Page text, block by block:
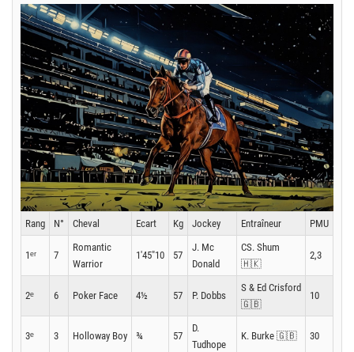
Rang N° Cheval Ecart Kg Jockey Entraîneur PMU
1ᵉʳ 7
Romantic
Warrior
1'45"10 57
J. Mc
Donald
CS. Shum
🇭🇰
2,3
2ᵉ 6 Poker Face 4½ 57 P. Dobbs
S & Ed Crisford
🇬🇧
10
3ᵉ 3 Holloway Boy ¾ 57
D.
Tudhope
K. Burke 🇬🇧 30